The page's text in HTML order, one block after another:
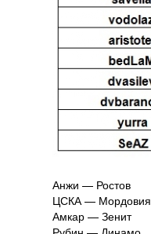
Анжи — Ростов
ЦСКА — Мордовия
Амкар — Зенит